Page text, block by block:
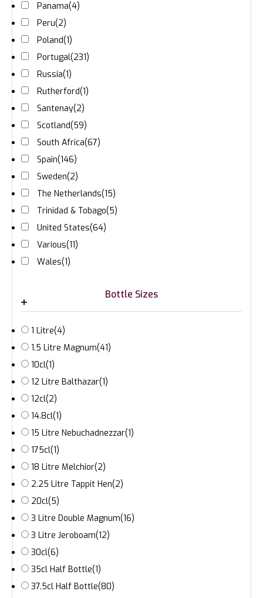
Panama(4)
Peru(2)
Poland(1)
Portugal(231)
Russia(1)
Rutherford(1)
Santenay(2)
Scotland(59)
South Africa(67)
Spain(146)
Sweden(2)
The Netherlands(15)
Trinidad & Tobago(5)
United States(64)
Various(11)
Wales(1)
Bottle Sizes
1 Litre(4)
1.5 Litre Magnum(41)
10cl(1)
12 Litre Balthazar(1)
12cl(2)
14.8cl(1)
15 Litre Nebuchadnezzar(1)
175cl(1)
18 Litre Melchior(2)
2.25 Litre Tappit Hen(2)
20cl(5)
3 Litre Double Magnum(16)
3 Litre Jeroboam(12)
30cl(6)
35cl Half Bottle(1)
37.5cl Half Bottle(80)